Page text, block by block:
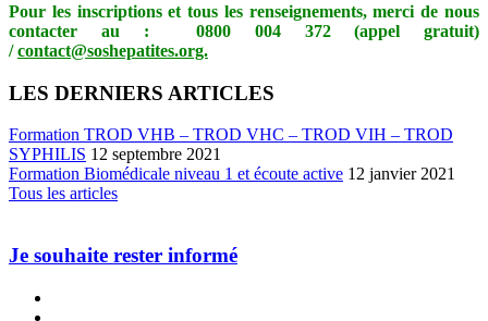
Pour les inscriptions et tous les renseignements, merci de nous
contacter au :
0800 004 372 (appel gratuit)
/ contact@soshepatites.org.
LES DERNIERS ARTICLES
Formation TROD VHB – TROD VHC – TROD VIH – TROD
SYPHILIS 12 septembre 2021
Formation Biomédicale niveau 1 et écoute active 12 janvier 2021
Tous les articles
Je souhaite rester informé